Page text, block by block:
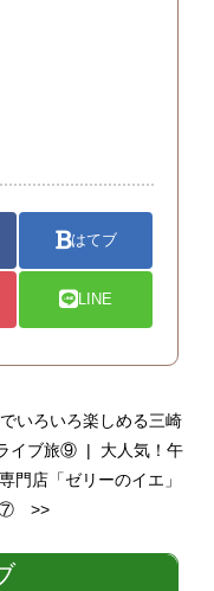
はてブ
LINE
いろいろ楽しめる三崎
イブ旅⑨ | 大人気！午
門店「ゼリーのイエ」
⑦ >>